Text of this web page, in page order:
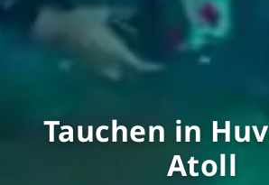
Tauchen in
Atoll